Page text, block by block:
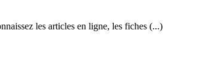
les articles en ligne, les fiches (...)